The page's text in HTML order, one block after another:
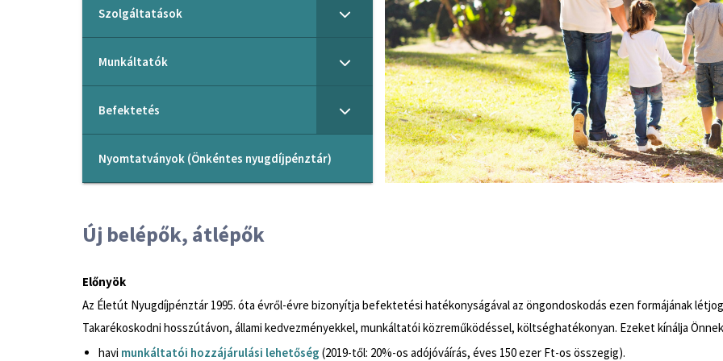
Szolgáltatások
Munkáltatók
Befektetés
Nyomtatványok (Önkéntes nyugdíjpénztár)
Új belépők, átlépők
Előnyök
Az Életút Nyugdíjpénztár 1995. óta évről-évre bizonyítja befektetési hatékonyságával az öngondoskodás ezen formájának
Takarékoskodni hosszútávon, állami kedvezményekkel, munkáltatói közreműködéssel, költséghatékonyan. Ezeket kínálja
havi munkáltatói hozzájárulási lehetőség (2019-től: 20%-os adójóváírás, éves 150 ezer Ft-os összegig).